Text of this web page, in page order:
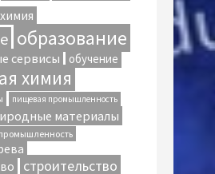
образование
сервисы обучение
химия
пищевая промышленность
материалы
строительство